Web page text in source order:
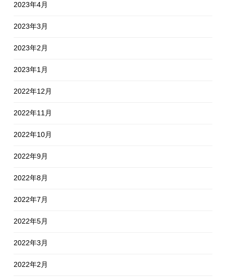
2023年4月
2023年3月
2023年2月
2023年1月
2022年12月
2022年11月
2022年10月
2022年9月
2022年8月
2022年7月
2022年5月
2022年3月
2022年2月